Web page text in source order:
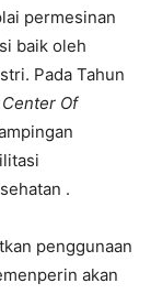
permesinan
baik oleh
Pada Tahun
Center Of
.
penggunaan
akan